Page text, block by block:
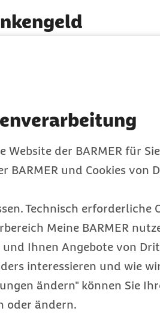
Website der BARMER für
BARMER und Cookies von
Technisch erforderliche
Meine BARMER
Ihnen Angebote von
interessieren und wie
ändern" können Sie
oder ändern.
& Prämie auszahlen